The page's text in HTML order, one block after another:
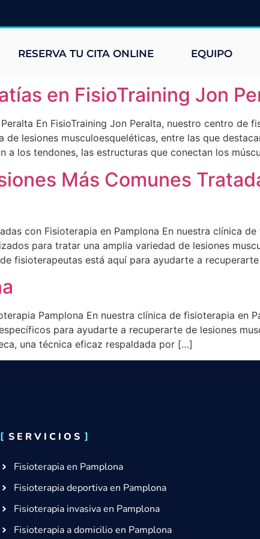
RESERVA TU CITA ONLINE EQUIPO
en FisioTraining Jon
En FisioTraining Jon Peralta, nuestro centro de
lesiones musculoesqueléticas, entre las que
los tendones, las estructuras que conectan los
Más Comunes
con Fisioterapia en Pamplona En nuestra clínica
para tratar una amplia variedad de lesiones
fisioterapeutas está aquí para ayudarte a
Pamplona En nuestra clínica de fisioterapia en
para ayudarte a recuperarte de lesiones
una técnica eficaz respaldada por […]
SERVICIOS
Fisioterapia en Pamplona
Fisioterapia deportiva en Pamplona
Fisioterapia invasiva en Pamplona
Fisioterapia a domicilio en Pamplona